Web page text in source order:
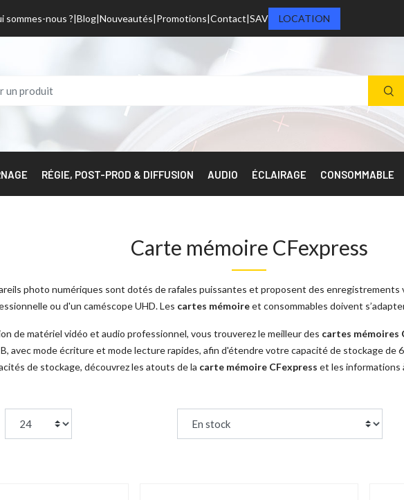
sommes-nous ? Blog Nouveautés Promotions Contact SAV LOCATION
RÉGIE, POST-PROD & DIFFUSION AUDIO ÉCLAIRAGE CONSOMMABLE
Carte mémoire CFexpress
photo numériques sont dotés de rafales puissantes et proposent des enregistrements
ou d'un caméscope UHD. Les cartes mémoireet consommables doivent
de matériel vidéo et audio professionnel, vous trouverez le meilleur des cartes mémoires
avec mode écriture et mode lecture rapides, afin d'étendre votre capacité de stockage de
de stockage, découvrez les atouts de la carte mémoire CFexpress et les informations